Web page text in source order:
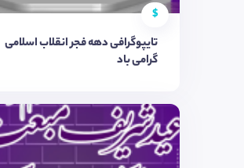
$
تایپوگرافی دهه فجر انقلاب اسلامی
گرامی باد